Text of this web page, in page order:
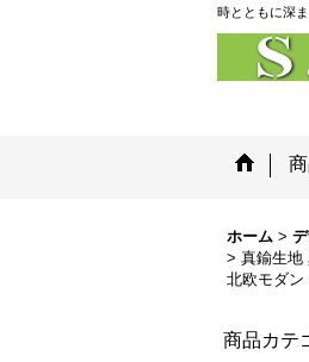
時とともに深
ホーム >
> 真鍮生地
北欧モダン
商品カテ